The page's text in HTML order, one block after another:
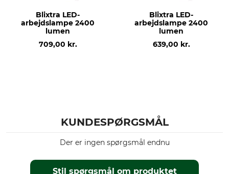
Blixtra LED-
arbejdslampe 2400
lumen
709,00 kr.
Blixtra LED-
arbejdslampe 2400
lumen
639,00 kr.
KUNDESPØRGSMÅL
Stil spørgsmål om produktet
Der er ingen spørgsmål endnu